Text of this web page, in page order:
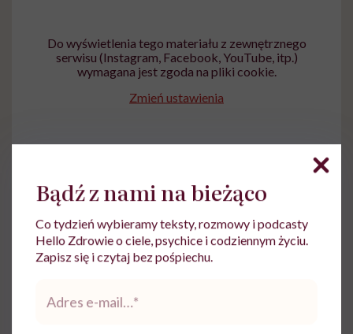
Do wyświetlenia tego materiału z zewnętrznego
serwisu (Instagram, Facebook, YouTube, itp.)
wymagana jest zgoda na pliki cookie.
Zmień ustawienia
Bądź z nami na bieżąco
Co tydzień wybieramy teksty, rozmowy i podcasty
Hello Zdrowie o ciele, psychice i codziennym życiu.
Zapisz się i czytaj bez pośpiechu.
mail*